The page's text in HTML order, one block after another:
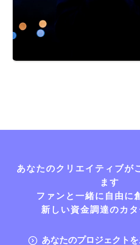
あなたのクリエイティブが
ます
ファンと一緒に自由に
新しい資金調達のカ
あなたのプロジェクト